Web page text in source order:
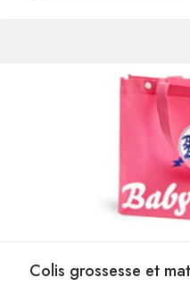
Colis grossesse et